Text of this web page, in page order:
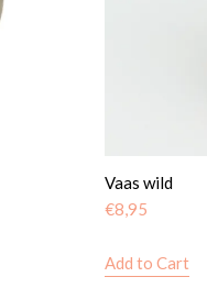
Vaas wild
€8,95
Add to Cart